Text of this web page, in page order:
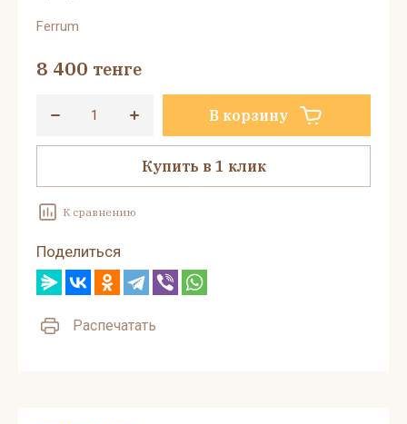
Ferrum
8 400 тенге
В корзину
Купить в 1 клик
К сравнению
Поделиться
Распечатать